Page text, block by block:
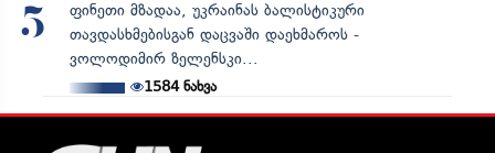
5
ფინეთი მზადაა, უკრაინას ბალისტიკური
თავდასხმებისგან დაცვაში დაეხმაროს -
ვოლოდიმირ ზელენსკი...
1584ნახვა